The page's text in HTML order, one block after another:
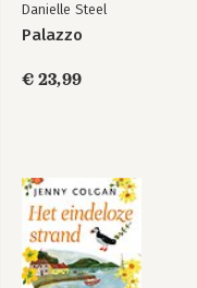
Danielle Steel
Palazzo
€ 23,99